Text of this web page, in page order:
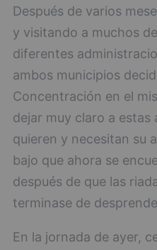
Después de varios
y visitando a muchos
diferentes
ambos municipios
Concentración en el
dejar muy claro a
quieren y necesitan su
bajo que ahora se
después de que las
terminase de
En la jornada de ayer,